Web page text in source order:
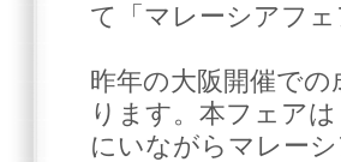
て「マレーシアフ
昨年の大阪開催で
ります。本フェア
にいながらマレー